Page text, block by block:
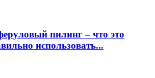
пилинг – что это
использовать...